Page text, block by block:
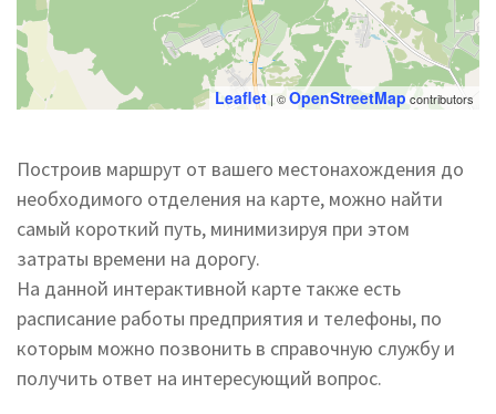
Leaflet | ©OpenStreetMap contributors
Построив маршрут от вашего местонахождения до
необходимого отделения на карте, можно найти
самый короткий путь, минимизируя при этом
затраты времени на дорогу.
На данной интерактивной карте также есть
расписание работы предприятия и телефоны, по
которым можно позвонить в справочную службу и
получить ответ на интересующий вопрос.